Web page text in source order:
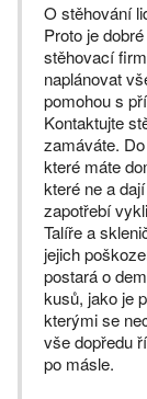
O stěhování
Proto je
stěhovací
naplánovat
pomohou s
Kontaktujte
zamáváte.
které máte
které ne a
zapotřebí
Talíře a
jejich
postará o
kusů, jako je
kterými se
vše dopředu
po másle.